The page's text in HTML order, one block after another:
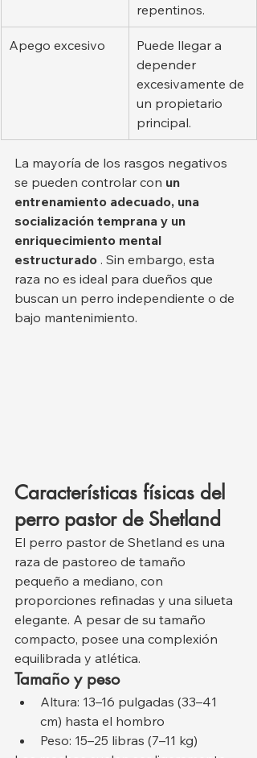
repentinos.
Apego excesivo
Puede llegar a
depender
excesivamente de
un propietario
principal.
La mayoría de los rasgos negativos
se pueden controlar con un
entrenamiento adecuado, una
socialización temprana y un
enriquecimiento mental
estructurado . Sin embargo, esta
raza no es ideal para dueños que
buscan un perro independiente o de
bajo mantenimiento.
Características físicas del
perro pastor de Shetland
El perro pastor de Shetland es una
raza de pastoreo de tamaño
pequeño a mediano, con
proporciones refinadas y una silueta
elegante. A pesar de su tamaño
compacto, posee una complexión
equilibrada y atlética.
Tamaño y peso
Altura: 13–16 pulgadas (33–41
cm) hasta el hombro
Peso: 15–25 libras (7–11 kg)